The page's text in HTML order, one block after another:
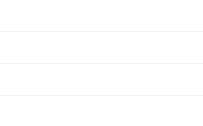
Igazgatóság ajánlott linkjei